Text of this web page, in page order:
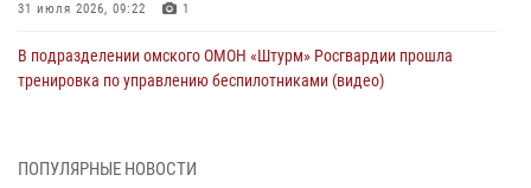
31 июля 2026, 09:22 1
В подразделении омского ОМОН «Штурм» Росгвардии прошла
тренировка по управлению беспилотниками (видео)
Росгвардия обеспечила безопасность уникального передвижного
ПОПУЛЯРНЫЕ НОВОСТИ